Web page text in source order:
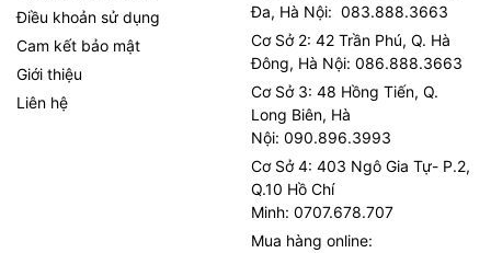
Điều khoản sử dụng
Cam kết bảo mật
Giới thiệu
Liên hệ
Đa, Hà Nội: 083.888.3663
Cơ Sở 2: 42 Trần Phú, Q. Hà
Đông, Hà Nội: 086.888.3663
Cơ Sở 3: 48 Hồng Tiến, Q.
Long Biên, Hà
Nội: 090.896.3993
Cơ Sở 4: 403 Ngô Gia Tự- P.2,
Q.10 Hồ Chí
Minh: 0707.678.707
Mua hàng online: